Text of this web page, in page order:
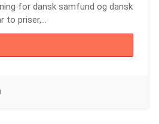
for dansk samfund og dansk
to priser,…